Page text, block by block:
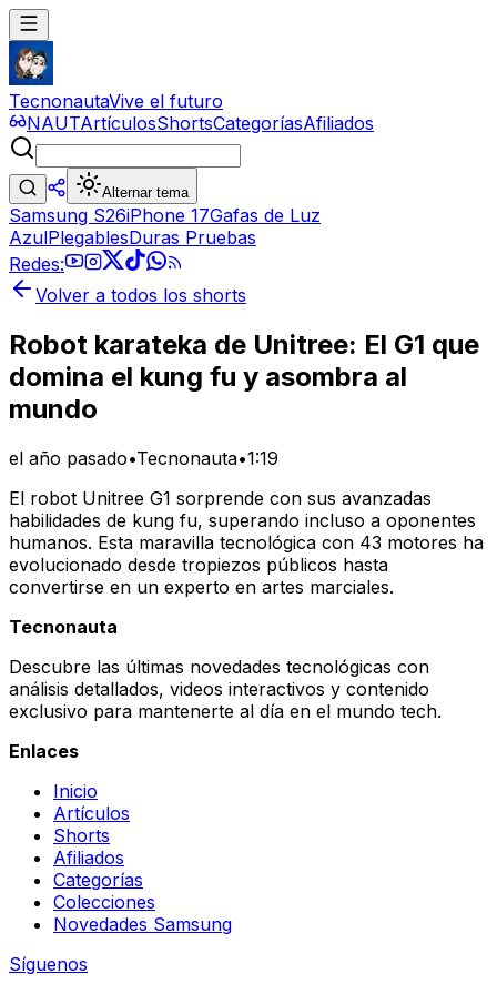
TecnonautaVive el futuro
NAUTArtículosShortsCategoríasAfiliados
Alternar tema
Samsung S26iPhone 17Gafas de Luz
AzulPlegablesDuras Pruebas
Redes:
Volver a todos los shorts
Robot karateka de Unitree: El G1 que
domina el kung fu y asombra al
mundo
el año pasado•Tecnonauta•1:19
El robot Unitree G1 sorprende con sus avanzadas
habilidades de kung fu, superando incluso a oponentes
humanos. Esta maravilla tecnológica con 43 motores ha
evolucionado desde tropiezos públicos hasta
convertirse en un experto en artes marciales.
Tecnonauta
Descubre las últimas novedades tecnológicas con
análisis detallados, videos interactivos y contenido
exclusivo para mantenerte al día en el mundo tech.
Enlaces
Inicio
Artículos
Shorts
Afiliados
Categorías
Colecciones
Novedades Samsung
Síguenos